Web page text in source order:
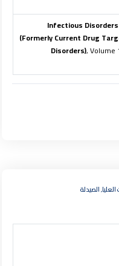
Infectious
(Formerly Current Drug
Disorders), Volume
الصيدلة